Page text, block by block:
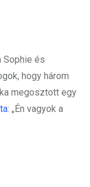
Sophie és
hogy három
megosztott egy
: „Én vagyok a